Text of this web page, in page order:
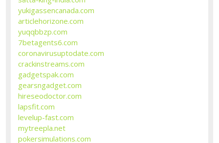
yukigassencanada.com
articlehorizone.com
yuqqbbzp.com
7betagents6.com
coronavirusuptodate.com
crackinstreams.com
gadgetspak.com
gearsngadget.com
hireseodoctor.com
lapsfit.com
levelup-fast.com
mytreepla.net
pokersimulations.com